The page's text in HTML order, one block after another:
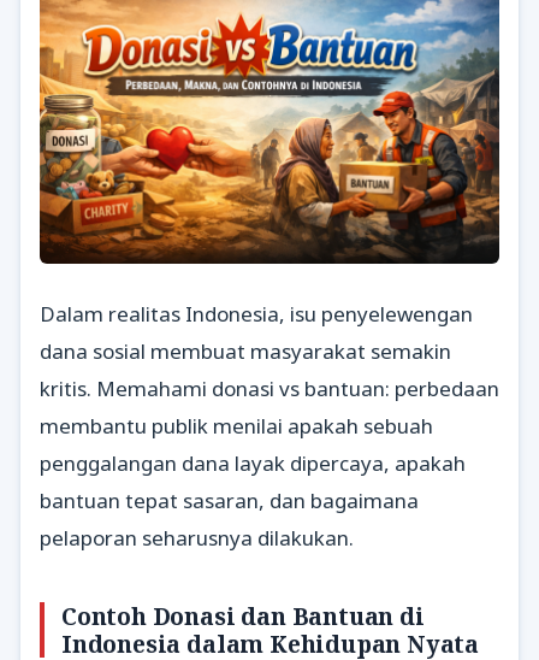
Dalam realitas Indonesia, isu penyelewengan
dana sosial membuat masyarakat semakin
kritis. Memahami donasi vs bantuan: perbedaan
membantu publik menilai apakah sebuah
penggalangan dana layak dipercaya, apakah
bantuan tepat sasaran, dan bagaimana
pelaporan seharusnya dilakukan.
Contoh Donasi dan Bantuan di
Indonesia dalam Kehidupan Nyata